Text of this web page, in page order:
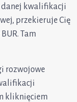
danej kwalifikacji
przekieruje Cię
Tam
rozwojowe
kliknięciem